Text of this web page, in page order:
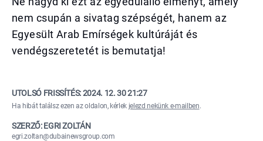
nem csupán a sivatag szépségét, hanem az
Egyesült Arab Emírségek kultúráját és
vendégszeretetét is bemutatja!
UTOLSÓ FRISSÍTÉS:2024. 12. 30 21:27
Ha hibát találsz ezen az oldalon, kérlek jelezd nekünk e-mailben.
SZERZŐ: EGRI ZOLTÁN
egri.zoltan@dubainewsgroup.com